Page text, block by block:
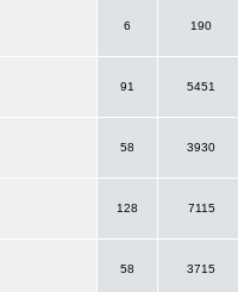
6 190
91 5451
58 3930
128 7115
58 3715